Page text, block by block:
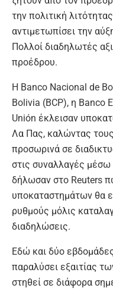
την πολιτική
αντιμετωπίσει την
Πολλοί διαδηλωτές
προέδρου.
Η Banco Nacional de
Bolivia (BCP), η Banco
Unión έκλεισαν
Λα Πας, καλώντας
προσωρινά σε
στις συναλλαγές
δήλωσαν στο Reuters
υποκαταστημάτων θα
ρυθμούς μόλις
διαδηλώσεις.
Εδώ και δύο
παραλύσει εξαιτίας
στηθεί σε διάφορα